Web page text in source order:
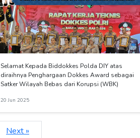
Selamat Kepada Biddokkes Polda DIY atas
diraihnya Penghargaan Dokkes Award sebagai
Satker Wilayah Bebas dari Korupsi (WBK)
20 Jun 2025
Next »